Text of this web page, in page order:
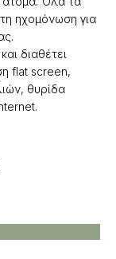
ηχομόνωση για
διαθέτει
flat screen,
θυρίδα